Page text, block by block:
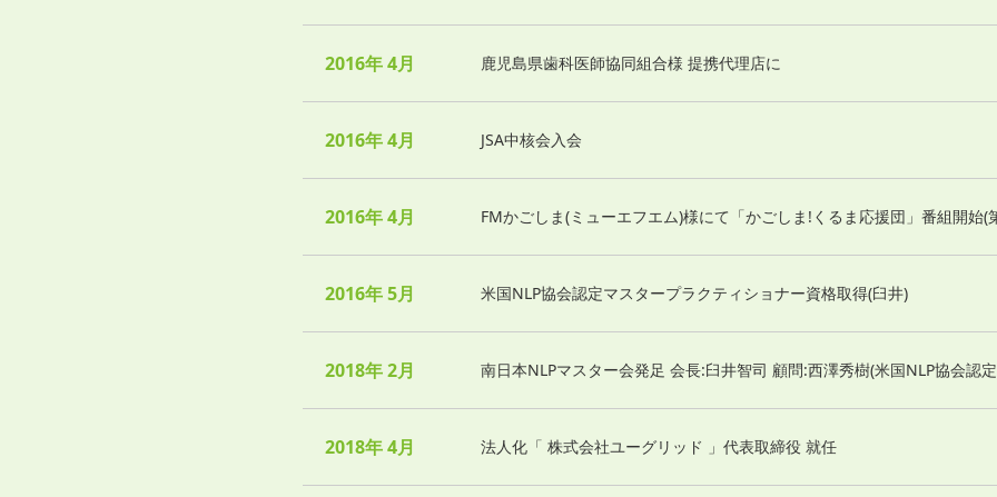
2016年 4月 鹿児島県歯科医師協同組合様 提携代理店に
2016年 4月 JSA中核会入会
2016年 4月 FMかごしま(ミューエフエム)様にて「かごしま!くるま応援団」番組開始(
2016年 5月 米国NLP協会認定マスタープラクティショナー資格取得(臼井)
2018年 2月 南日本NLPマスター会発足 会長:臼井智司 顧問:西澤秀樹(米国NLP協会認
2018年 4月 法人化「 株式会社ユーグリッド 」代表取締役 就任